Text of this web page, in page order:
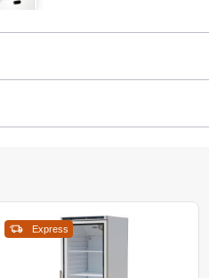
Express